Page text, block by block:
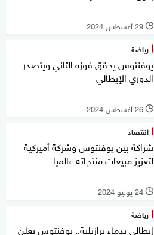
l 29 أغسطس 2024
رياضة
يوفنتوس يحقق فوزه الثاني ويتصدر
الدوري الإيطالي
l 26 أغسطس 2024
اقتصاد
شراكة بين يوفنتوس وشركة أميركية
لتعزيز مبيعات منتجاته عالميا
l 24 يونيو 2024
رياضة
إيطالي بدماء برازيلية.. يوفنتوس يعلن